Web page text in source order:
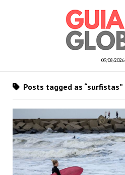
09/08/2026
Posts tagged as “surfistas”